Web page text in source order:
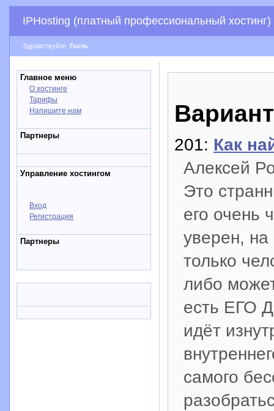
IPHosting (платный профессиональный хостинг)
Здравствуйте, Гость
Главное меню
О хостинге
Тарифы
Напишите нам
Партнеры
Управление хостингом
Вход
Регистрация
Партнеры
201: Как
Алексей
Это
его очень
уверен,
только
либо
есть ЕГО
идёт
самого